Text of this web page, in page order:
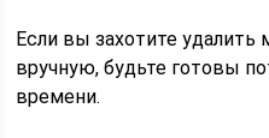
Если вы захотите
вручную, будьте готовы
времени.